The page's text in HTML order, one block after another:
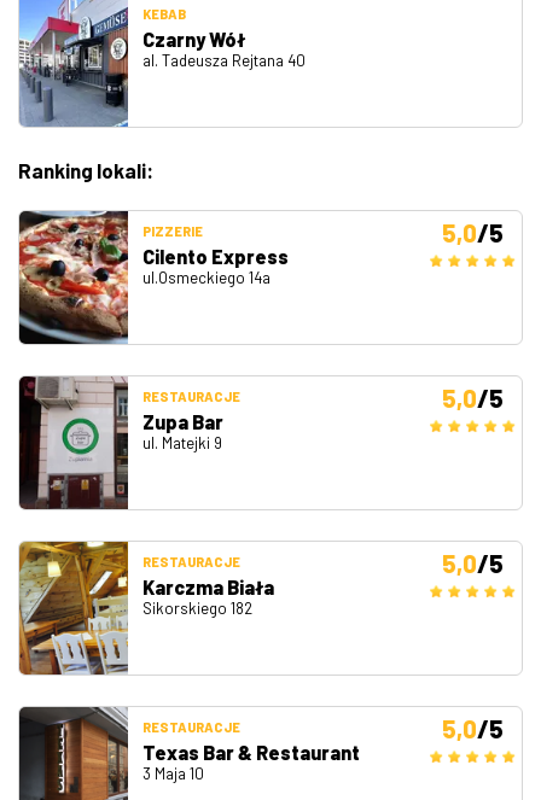
KEBAB
Czarny Wół
al. Tadeusza Rejtana 40
Ranking lokali:
PIZZERIE
Cilento Express
ul.Osmeckiego 14a
5,0/5
RESTAURACJE
Zupa Bar
ul. Matejki 9
5,0/5
RESTAURACJE
Karczma Biała
Sikorskiego 182
5,0/5
RESTAURACJE
Texas Bar & Restaurant
3 Maja 10
5,0/5